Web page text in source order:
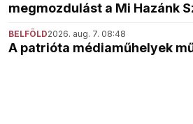
megmozdulást a Mi Hazánk
BELFÖLD2026. aug. 7. 08:48
A patrióta médiaműhelyek